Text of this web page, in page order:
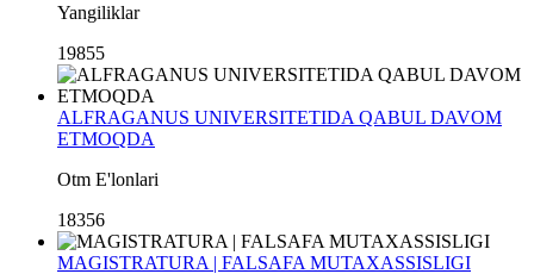
Yangiliklar
19855
ALFRAGANUS UNIVERSITETIDA QABUL DAVOM
ETMOQDA
Otm E'lonlari
18356
MAGISTRATURA | FALSAFA MUTAXASSISLIGI